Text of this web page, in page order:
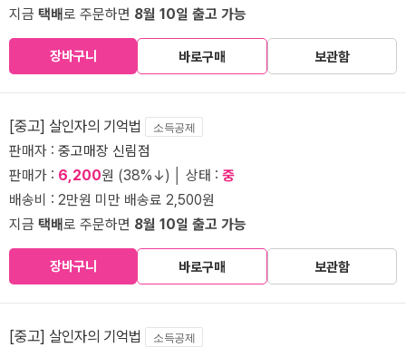
지금 택배로 주문하면 8월 10일 출고 가능
장바구니 바로구매 보관함
[중고] 살인자의 기억법 소득공제
판매자 : 중고매장 신림점
판매가 : 6,200원 (38%↓) │ 상태 : 중
배송비 : 2만원 미만 배송료 2,500원
지금 택배로 주문하면 8월 10일 출고 가능
장바구니 바로구매 보관함
[중고] 살인자의 기억법 소득공제